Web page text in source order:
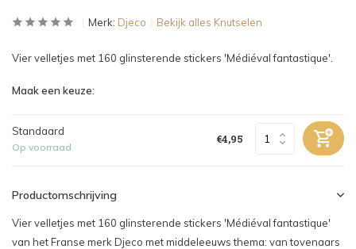
Merk: Djeco Bekijk alles Knutselen
Vier velletjes met 160 glinsterende stickers 'Médiéval fantastique'.
Maak een keuze:
Standaard
Op voorraad
€4,95
Productomschrijving
Vier velletjes met 160 glinsterende stickers 'Médiéval fantastique'
van het Franse merk Djeco met middeleeuws thema: van tovenaars